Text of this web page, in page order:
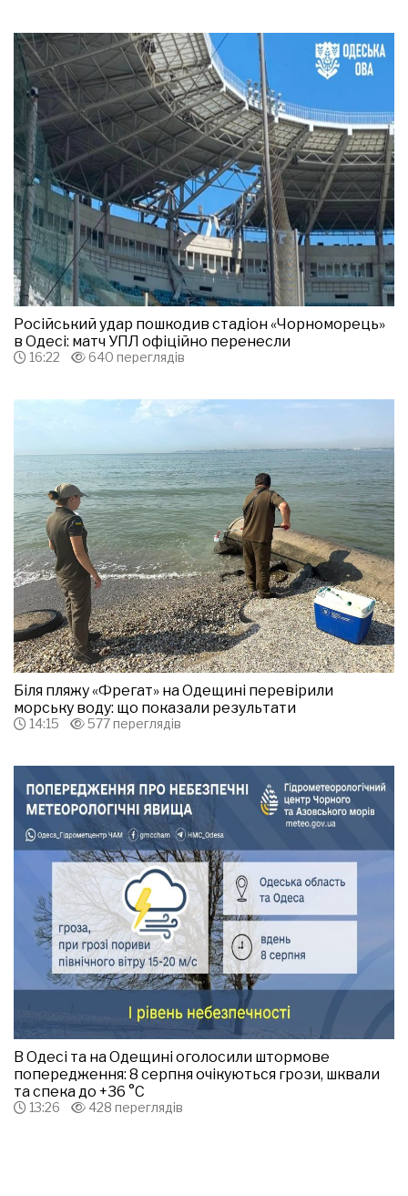
Російський удар пошкодив стадіон «Чорноморець»
в Одесі: матч УПЛ офіційно перенесли
16:22 640 переглядів
Біля пляжу «Фрегат» на Одещині перевірили
морську воду: що показали результати
14:15 577 переглядів
В Одесі та на Одещині оголосили штормове
попередження: 8 серпня очікуються грози, шквали
та спека до +36 °С
13:26 428 переглядів